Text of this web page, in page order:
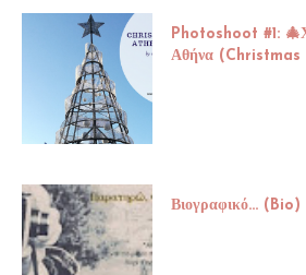
Photoshoot #1:
Αθήνα (Christmas
Βιογραφικό... (Bio)